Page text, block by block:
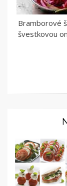
Bramborové
švestkovou